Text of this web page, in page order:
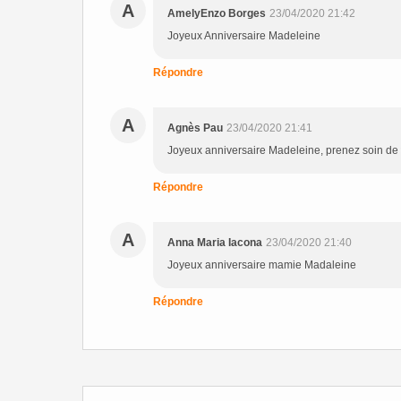
A AmelyEnzo Borges 23/04/2020 21:42
Joyeux Anniversaire Madeleine
Répondre
A Agnès Pau 23/04/2020 21:41
Joyeux anniversaire Madeleine, prenez soin de
Répondre
A Anna Maria Iacona 23/04/2020 21:40
Joyeux anniversaire mamie Madaleine
Répondre